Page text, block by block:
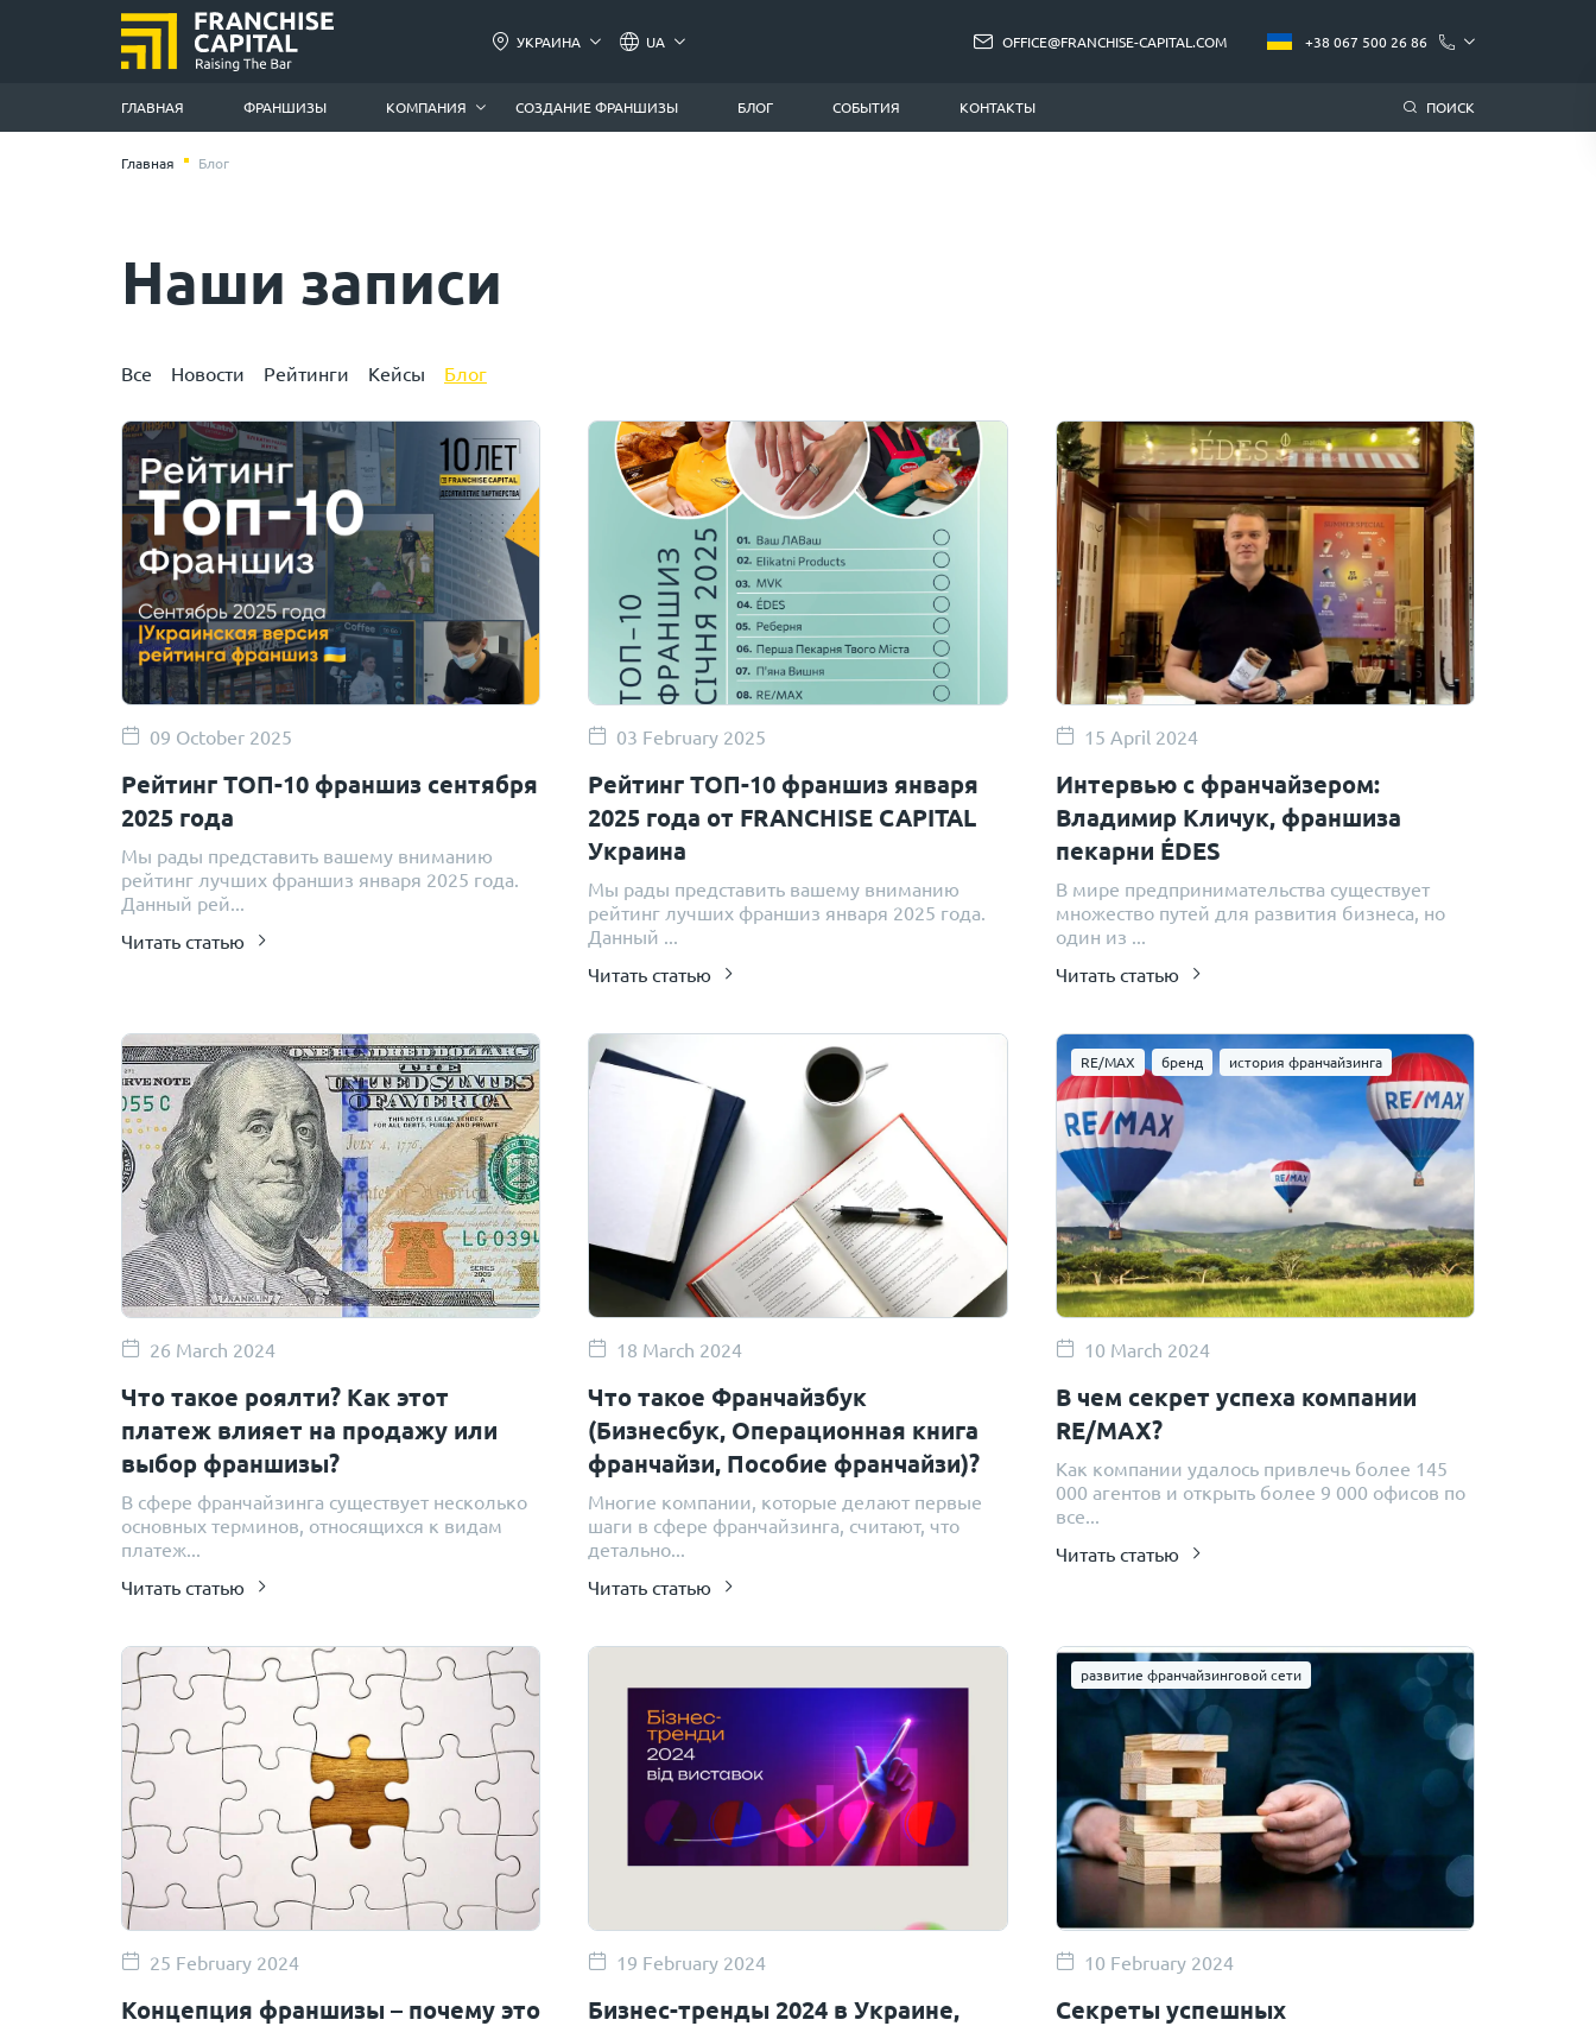
УКРАИНА UA OFFICE@FRANCHISE-CAPITAL.COM +38 067 500 26 86
ГЛАВНАЯ ФРАНШИЗЫ КОМПАНИЯ СОЗДАНИЕ ФРАНШИЗЫ БЛОГ СОБЫТИЯ КОНТАКТЫ ПОИСК
Главная Блог
Наши записи
Все Новости Рейтинги Кейсы Блог
09 October 2025
Рейтинг ТОП-10 франшиз сентября
2025 года
Мы рады представить вашему вниманию
рейтинг лучших франшиз января 2025 года.
Данный рей...
Читать статью
03 February 2025
Рейтинг ТОП-10 франшиз января
2025 года от FRANCHISE CAPITAL
Украина
Мы рады представить вашему вниманию
рейтинг лучших франшиз января 2025 года.
Данный ...
Читать статью
15 April 2024
Интервью с франчайзером:
Владимир Кличук, франшиза
пекарни ÉDES
В мире предпринимательства существует
множество путей для развития бизнеса, но
один из ...
Читать статью
26 March 2024
Что такое роялти? Как этот
платеж влияет на продажу или
выбор франшизы?
В сфере франчайзинга существует несколько
основных терминов, относящихся к видам
платеж...
Читать статью
18 March 2024
Что такое Франчайзбук
(Бизнесбук, Операционная книга
франчайзи, Пособие франчайзи)?
Многие компании, которые делают первые
шаги в сфере франчайзинга, считают, что
детально...
Читать статью
RE/MAX бренд история франчайзинга
10 March 2024
В чем секрет успеха компании
RE/MAX?
Как компании удалось привлечь более 145
000 агентов и открыть более 9 000 офисов по
все...
Читать статью
25 February 2024
Концепция франшизы – почему это
19 February 2024
Бизнес-тренды 2024 в Украине,
развитие франчайзинговой сети
10 February 2024
Секреты успешных